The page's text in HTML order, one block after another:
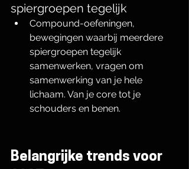
spiergroepen tegelijk
Compound-oefeningen,
bewegingen waarbij meerdere
spiergroepen tegelijk
samenwerken, vragen om
samenwerking van je hele
lichaam. Van je core tot je
schouders en benen.
Belangrijke trends voor